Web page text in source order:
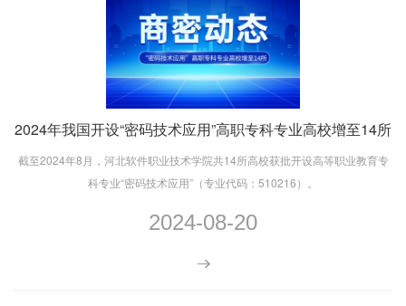
2024年我国开设“密码技术应用”高职专科专业高校增至14所
截至2024年8月，河北软件职业技术学院共14所高校获批开设高等职业教育专
科专业“密码技术应用”（专业代码：510216）。
2024-08-20